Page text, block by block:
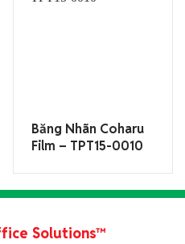
Băng Nhãn Coharu
Film – TPT15-0010
Solutions™